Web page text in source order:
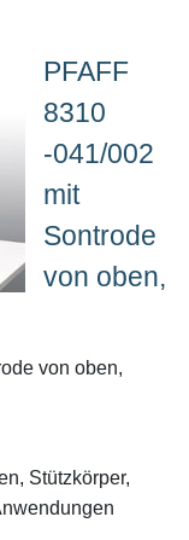
PFAFF
8310
-041/002
mit
Sontrode
von oben,
von oben,
Stützkörper,